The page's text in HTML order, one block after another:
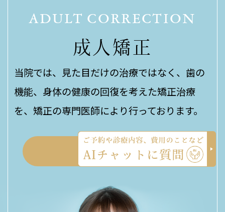
ADULT CORRECTION
成人矯正
当院では、見た目だけの治療ではなく、歯の
機能、身体の健康の回復を考えた矯正治療
を、矯正の専門医師により行っております。
MORE